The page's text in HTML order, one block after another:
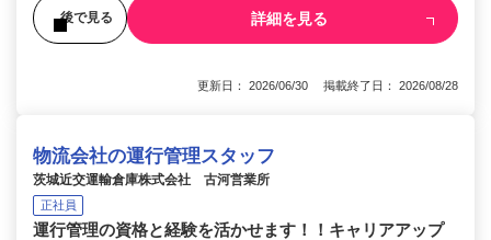
後で見る 詳細を見る
更新日： 2026/06/30 掲載終了日： 2026/08/28
物流会社の運行管理スタッフ
茨城近交運輸倉庫株式会社 古河営業所
正社員
運行管理の資格と経験を活かせます！！キャリアアップ